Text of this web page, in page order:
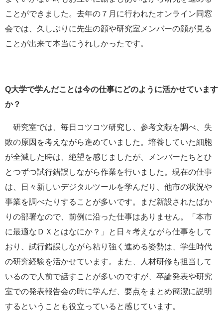
ことができました。去年の７月に行われたオンライン同窓
会では、久しぶりに先生の顔や研究室メンバーの顔が見る
ことが出来て本当にうれしかったです。
Q大学で学んだことは今の仕事にどのように活かせています
か？
研究室では、毎日コツコツ研究し、参考文献を調べ、失
敗の原因を考えながら進めていました。培養していた細胞
が全滅した時は、絶望を感じましたが、メンバーたちとひ
とつずつ試行錯誤しながら作業を行いました。現在の仕事
は、日々新しいデジタルツールを学んだり、他市の状況や
事業を調べたりすることが多いです。まだ新設されたばか
りの部署なので、前例に沿った仕事はありません。「本市
に最適なＤＸとはなにか？」と日々考えながら仕事をして
おり、試行錯誤しながら粘り強く進める姿勢は、学生時代
の研究経験を活かせています。また、人材研修も担当して
いるので人前で話すことが多いのですが、卒論発表や研究
室での発表報告会の時に学んだ、要点をまとめ簡潔に説明
するということも役立っていると感じています。